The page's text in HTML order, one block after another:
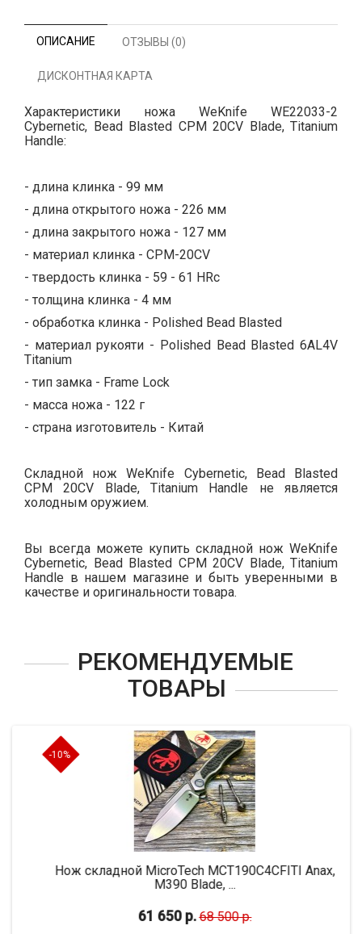
ОПИСАНИЕ ОТЗЫВЫ (0)
ДИСКОНТНАЯ КАРТА
Характеристики ножа WeKnife WE22033-2
Cybernetic, Bead Blasted CPM 20CV Blade, Titanium
Handle:
- длина клинка - 99 мм
- длина открытого ножа - 226 мм
- длина закрытого ножа - 127 мм
- материал клинка - CPM-20CV
- твердость клинка - 59 - 61 HRc
- толщина клинка - 4 мм
- обработка клинка - Polished Bead Blasted
- материал рукояти - Polished Bead Blasted 6AL4V
Titanium
- тип замка - Frame Lock
- масса ножа - 122 г
- страна изготовитель - Китай
Складной нож WeKnife Cybernetic, Bead Blasted
CPM 20CV Blade, Titanium Handle не является
холодным оружием.
Вы всегда можете купить складной нож WeKnife
Cybernetic, Bead Blasted CPM 20CV Blade, Titanium
Handle в нашем магазине и быть уверенными в
качестве и оригинальности товара.
РЕКОМЕНДУЕМЫЕ
ТОВАРЫ
-10%
Нож складной MicroTech MCT190C4CFITI Anax,
M390 Blade, ...
61 650 р. 68 500 р.